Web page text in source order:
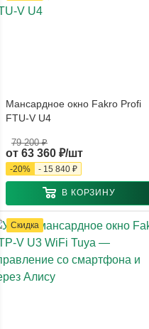
Мансардное окно Fakro Profi
FTU-V U4
от 63 360 ₽/шт
79 200 ₽
-20% - 15 840 ₽
В КОРЗИНУ
Скидка